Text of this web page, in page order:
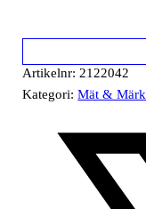
Artikelnr: 2122042
Kategori:Mät & Märk